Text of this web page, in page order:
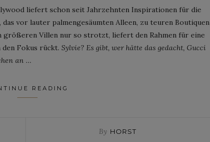
liefert schon seit Jahrzehnten Inspirationen für die
vor lauter palmengesäumten Alleen, zu teuren Boutiquen
größeren Villen nur so strotzt, liefert den Rahmen für eine
den Fokus rückt. Sylvie? Es gibt, wer hätte das gedacht, Gucci
an …
READING
By HORST